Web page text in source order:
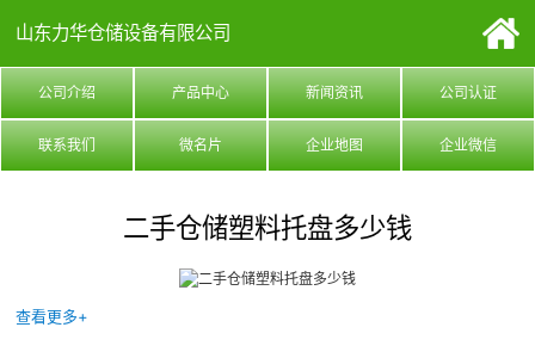
山东力华仓储设备有限公司
公司介绍 产品中心 新闻资讯 公司认证
联系我们 微名片 企业地图 企业微信
二手仓储塑料托盘多少钱
查看更多+